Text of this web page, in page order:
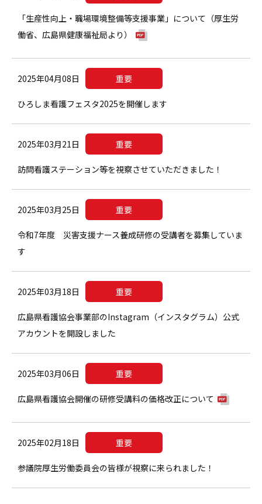
「生産性向上・職場環境整備等支援事業」について​（厚生労
働省、広島県健康福祉局より）
2025年04月08日 重要
ひろしま看護フェスタ2025を開催します
2025年03月21日 重要
訪問看護ステーション等を視察させていただきました！
2025年03月25日 重要
令和7年度 災害支援ナース養成研修の受講者を募集していま
す
2025年03月18日 重要
広島県看護協会事業部のInstagram（インスタグラム）公式
アカウントを開設しました
2025年03月06日 重要
広島県看護協会開催の研修受講料の価格改正について
2025年02月18日 重要
参議院厚生労働委員会の皆様が視察に来られました！